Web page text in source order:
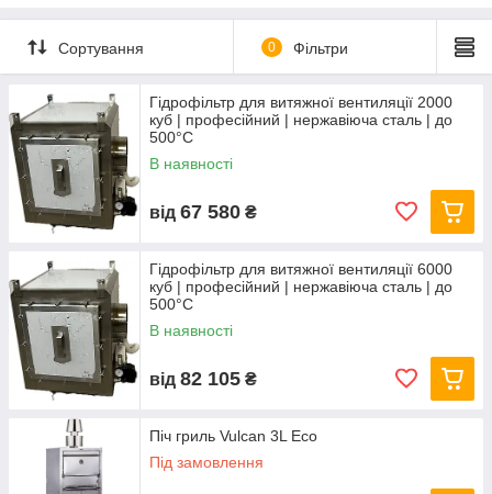
інновацій, що дозволяє створювати справжні кулінарні
шедеври. Вони є символом майстерності кухарів та їхнього
здатне підкорити серця найвибагливіших гурманів.
Сортування 0 Фільтри
Гідрофільтр для витяжної вентиляції 2000
куб | професійний | нержавіюча сталь | до
500°C
В наявності
від 67 580 ₴
Гідрофільтр для витяжної вентиляції 6000
куб | професійний | нержавіюча сталь | до
500°C
В наявності
від 82 105 ₴
Піч гриль Vulcan 3L Eco
Під замовлення